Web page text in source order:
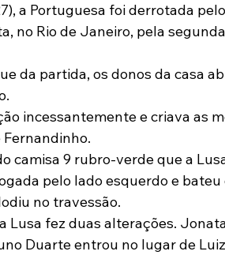
Brasil Ouvidoria
Judicial
a Portuguesa foi derrotada
no Rio de Janeiro, pela
da partida, os donos da casa
incessantemente e criava as
camisa 9 rubro-verde que a
pelo lado esquerdo e bateu
no travessão.
Lusa fez duas alterações.
Duarte entrou no lugar de